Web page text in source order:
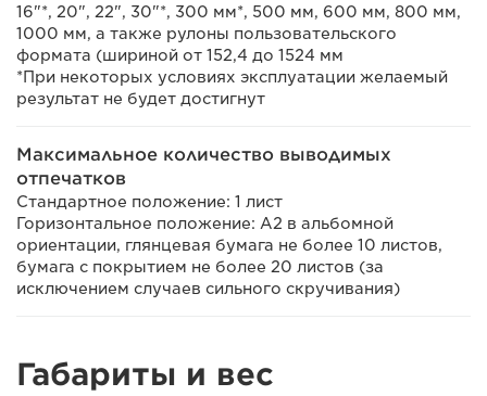
16"*, 20", 22", 30"*, 300 мм*, 500 мм, 600 мм, 800 мм,
1000 мм, а также рулоны пользовательского
формата (шириной от 152,4 до 1524 мм
*При некоторых условиях эксплуатации желаемый
результат не будет достигнут
Максимальное количество выводимых
отпечатков
Стандартное положение: 1 лист
Горизонтальное положение: A2 в альбомной
ориентации, глянцевая бумага не более 10 листов,
бумага с покрытием не более 20 листов (за
исключением случаев сильного скручивания)
Габариты и вес